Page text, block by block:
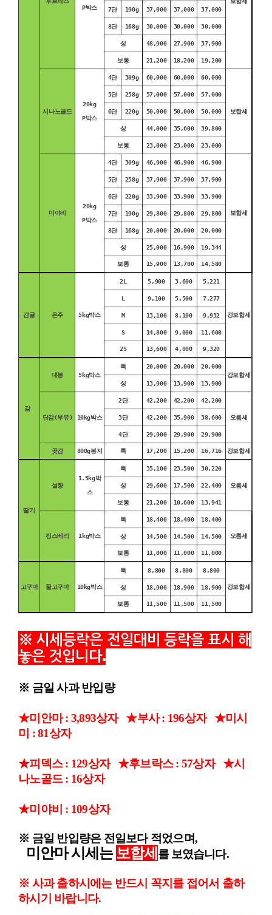
P박스
7단
190g 37,000 37,000 37,000
8단 168g 30,000 30,000 30,000
상 48,900 27,900 37,900
보통 21,200 18,200 19,200
시나노골드
20kg
P박스
4단 309g 60,000 60,000 60,000
보합세
5단 258g 57,000 57,000 57,000
6단 220g 50,000 50,000 50,000
상 44,000 35,600 39,800
보통 23,000 23,000 23,000
미야비
20kg
P박스
4단 309g 46,900 46,900 46,900
보합세
5단 258g 37,900 37,900 37,900
6단 220g 33,900 33,900 33,900
7단 190g 29,800 29,800 29,800
8단 168g 20,000 20,000 20,000
상 25,000 16,900 19,344
보통 15,900 13,700 14,580
감귤 온주 5kg박스
2L 5,900 3,600 5,221
강보합세
L 9,100 5,500 7,277
M 13,100 8,100 9,932
S 14,800 9,000 11,608
2S 13,600 4,000 9,320
감
대봉 5kg박스
특 20,000 20,000
20,000
강보합세
상
13,900 13,900 13,900
단감(부유) 10kg박스
2단 42,200 42,200 42,200
오름세
3단 42,200 35,900 38,600
4단 29,900 29,900 29,900
곶감 800g봉지 특 17,200 15,200 16,716 강보합세
딸기
설향
1.5kg박
스
특 35,100 23,500 30,220
오름세
상 29,600 17,500 22,400
보통 21,200 10,600 13,941
킹스베리 1kg박스
특 18,400 18,400 18,400
오름세
상 14,500 14,500 14,500
보통 11,000 11,000 11,000
고구마 꿀고구마 10kg박스
특 8,800 8,800 8,800
강보합세
상 18,900 18,900 18,900
보통 11,500 11,500 11,500
※ 시세등락은 전일대비 등락을 표시 해
놓은 것입니다.
※ 금일 사과 반입량
★미안마 : 3,893상자★부사 : 196상자 ★미시
미 : 81상자
★피덱스 : 129상자 ★후브락스 : 57상자 ★시
나노골드 : 16상자
★미야비 : 109상자
※ 금일 반입량은 전일보다 적었으며,
미안마 시세는보합세 를 보였습니다.
※ 사과출하시에는 반드시 꼭지를 접어서 출하
하시기 바랍니다.